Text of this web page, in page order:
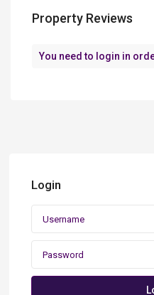
Property Reviews
You need to login in
Login